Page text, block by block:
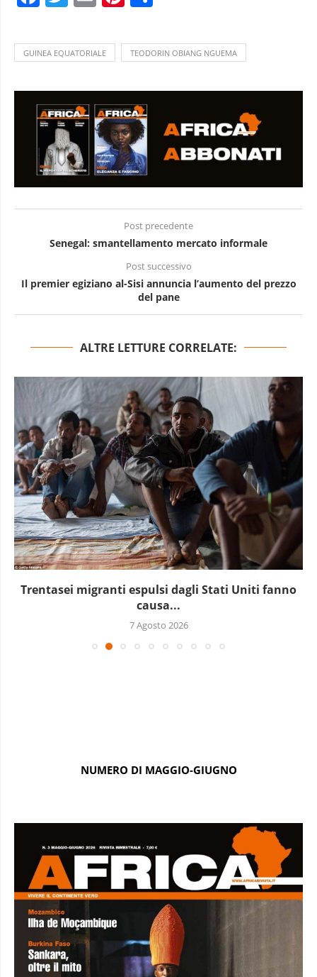
GUINEA EQUATORIALE TEODORIN OBIANG NGUEMA
Post precedente
Senegal: smantellamento mercato informale
Post successivo
Il premier egiziano al-Sisi annuncia l’aumento del prezzo
del pane
ALTRE LETTURE CORRELATE:
Trentasei migranti espulsi dagli Stati Uniti fanno
causa...
7 Agosto 2026
NUMERO DI MAGGIO-GIUGNO